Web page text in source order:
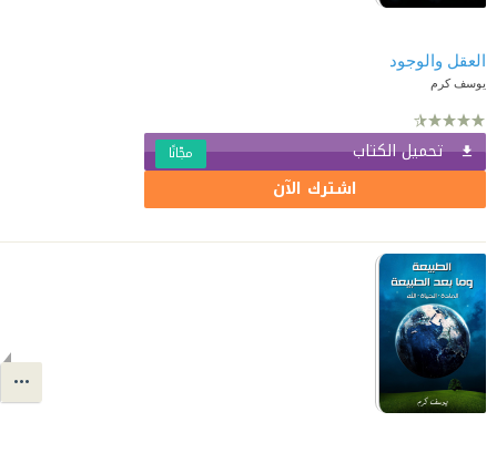
العقل والوجود
يوسف كرم
تحميل الكتاب مجّانًا
اشترك الآن